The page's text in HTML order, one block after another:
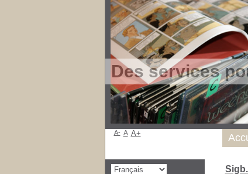
Des services
A- A A+